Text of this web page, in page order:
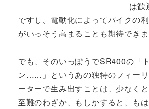
は歓
ですし、電動化によってバイクの
がいっそう高まることも期待できま
でも、そのいっぽうでSR400の「
ン……」というあの独特のフィー
ーターで生み出すことは、少なく
至難のわざか、もしかすると、も